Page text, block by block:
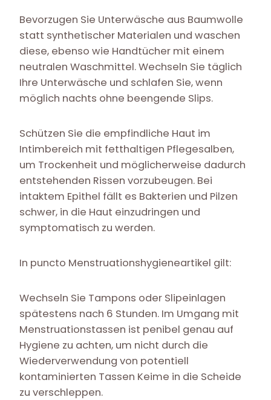
Bevorzugen Sie Unterwäsche aus Baumwolle
statt synthetischer Materialen und waschen
diese, ebenso wie Handtücher mit einem
neutralen Waschmittel. Wechseln Sie täglich
Ihre Unterwäsche und schlafen Sie, wenn
möglich nachts ohne beengende Slips.
Schützen Sie die empfindliche Haut im
Intimbereich mit fetthaltigen Pflegesalben,
um Trockenheit und möglicherweise dadurch
entstehenden Rissen vorzubeugen. Bei
intaktem Epithel fällt es Bakterien und Pilzen
schwer, in die Haut einzudringen und
symptomatisch zu werden.
In puncto Menstruationshygieneartikel gilt:
Wechseln Sie Tampons oder Slipeinlagen
spätestens nach 6 Stunden. Im Umgang mit
Menstruationstassen ist penibel genau auf
Hygiene zu achten, um nicht durch die
Wiederverwendung von potentiell
kontaminierten Tassen Keime in die Scheide
zu verschleppen.